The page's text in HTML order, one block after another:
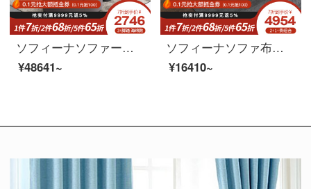
ソフィーナソファーの科学技術布ソファー北欧の小型タイプの簡単な現代簡単なリビング布芸三人の四人のラテックスソファのシングル位+2.76メートルの4人のラテックスタイプ
¥48641~
ソフィーナソファ布芸ソファー北欧ソファ科技布ペア三人でソファに並んでいます。
¥16410~